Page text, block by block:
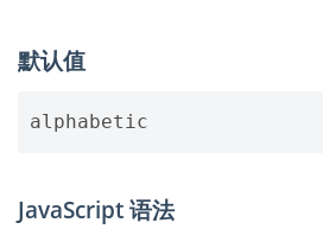
默认值
JavaScript 语法